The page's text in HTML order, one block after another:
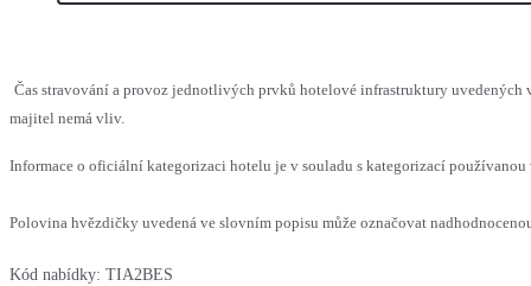
Čas stravování a provoz jednotlivých prvků hotelové infrastruktury uvedených
majitel nemá vliv.
Informace o oficiální kategorizaci hotelu je v souladu s kategorizací
Polovina hvězdičky uvedená ve slovním popisu může označovat
Kód nabídky: TIA2BES